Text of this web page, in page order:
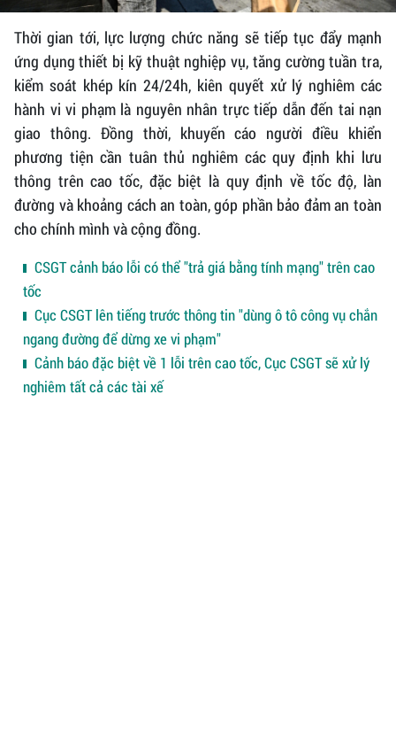
Thời gian tới, lực lượng chức năng sẽ tiếp tục đẩy mạnh
ứng dụng thiết bị kỹ thuật nghiệp vụ, tăng cường tuần tra,
kiểm soát khép kín 24/24h, kiên quyết xử lý nghiêm các
hành vi vi phạm là nguyên nhân trực tiếp dẫn đến tai nạn
giao thông. Đồng thời, khuyến cáo người điều khiển
phương tiện cần tuân thủ nghiêm các quy định khi lưu
thông trên cao tốc, đặc biệt là quy định về tốc độ, làn
đường và khoảng cách an toàn, góp phần bảo đảm an toàn
cho chính mình và cộng đồng.
CSGT cảnh báo lỗi có thể "trả giá bằng tính mạng" trên cao
tốc
Cục CSGT lên tiếng trước thông tin "dùng ô tô công vụ chắn
ngang đường để dừng xe vi phạm"
Cảnh báo đặc biệt về 1 lỗi trên cao tốc, Cục CSGT sẽ xử lý
nghiêm tất cả các tài xế